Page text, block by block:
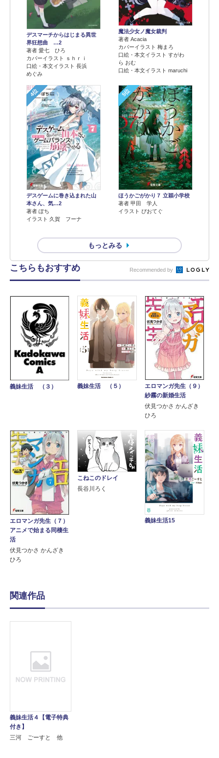
デスマーチからはじまる異世
界狂想曲 …2
著者 愛七 ひろ
カバーイラスト ｓｈｒｉ
口絵・本文イラスト 長浜
めぐみ
魔法少女ノ魔女裁判
著者 Acacia
カバーイラスト 梅まろ
口絵・本文イラスト すがわ
ら おむ
口絵・本文イラスト maruchi
4位
デスゲームに巻き込まれた山
本さん、気…2
著者 ぽち
イラスト 久賀 フーナ
5位
ほうかごがかり７ 立穎小学校
著者 甲田 学人
イラスト ぴおてぐ
もっとみる
こちらもおすすめ Recommended by
義妹生活 （３） 義妹生活 （５）
エロマンガ先生（９）
紗霧の新婚生活
伏見つかさ かんざき
ひろ
エロマンガ先生（７）
アニメで始まる同棲生
活
伏見つかさ かんざき
ひろ
こねこのドレイ
長谷川ろく
義妹生活15
関連作品
義妹生活４【電子特典
付き】
三河 ごーすと 他